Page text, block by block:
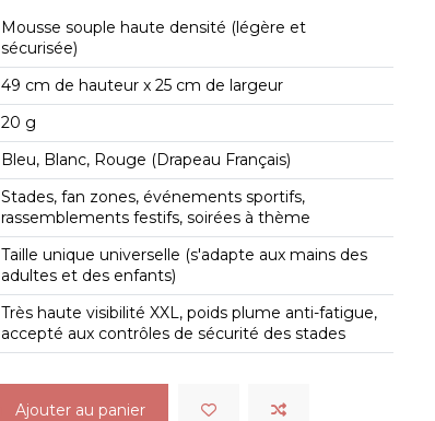
Mousse souple haute densité (légère et
sécurisée)
49 cm de hauteur x 25 cm de largeur
20 g
Bleu, Blanc, Rouge (Drapeau Français)
Stades, fan zones, événements sportifs,
rassemblements festifs, soirées à thème
Taille unique universelle (s'adapte aux mains des
adultes et des enfants)
Très haute visibilité XXL, poids plume anti-fatigue,
accepté aux contrôles de sécurité des stades
Ajouter au panier